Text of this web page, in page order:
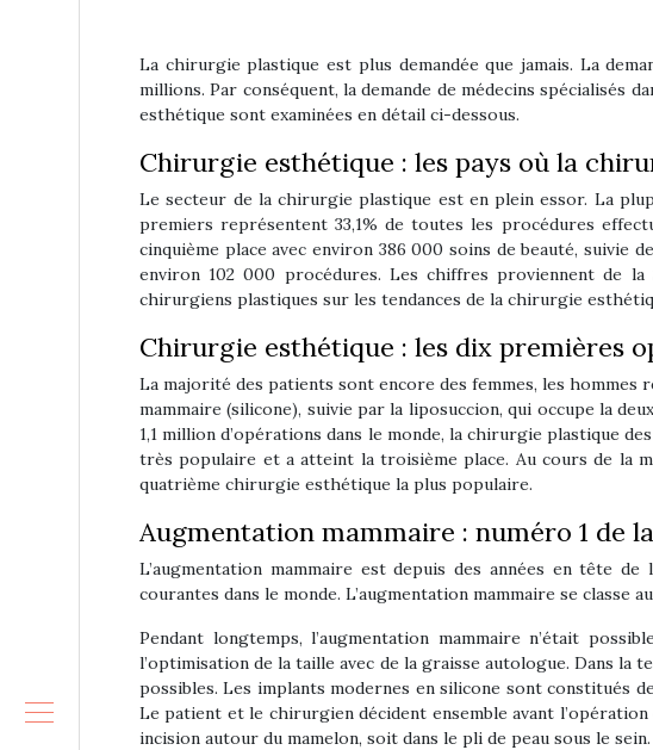
La chirurgie plastique est plus demandée que jamais. La
millions. Par conséquent, la demande de médecins spécialisés
esthétique sont examinées en détail ci-dessous.
Chirurgie esthétique : les pays où la
Le secteur de la chirurgie plastique est en plein essor. La
premiers représentent 33,1% de toutes les procédures
cinquième place avec environ 386 000 soins de beauté, suivie
environ 102 000 procédures. Les chiffres proviennent de
chirurgiens plastiques sur les tendances de la chirurgie
Chirurgie esthétique : les dix premières
La majorité des patients sont encore des femmes, les
mammaire (silicone), suivie par la liposuccion, qui occupe la
1,1 million d’opérations dans le monde, la chirurgie plastique
très populaire et a atteint la troisième place. Au cours de la
quatrième chirurgie esthétique la plus populaire.
Augmentation mammaire : numéro 1 de
L’augmentation mammaire est depuis des années en tête
courantes dans le monde. L’augmentation mammaire se
Pendant longtemps, l’augmentation mammaire n’était
l’optimisation de la taille avec de la graisse autologue. Dans la
possibles. Les implants modernes en silicone sont constitués
Le patient et le chirurgien décident ensemble avant
incision autour du mamelon, soit dans le pli de peau sous le sein.